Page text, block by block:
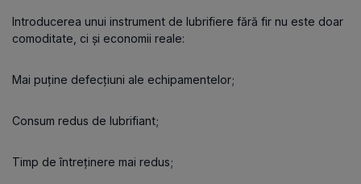
Introducerea unui instrument de lubrifiere fără fir nu este doar
comoditate, ci și economii reale:
Mai puține defecțiuni ale echipamentelor;
Consum redus de lubrifiant;
Timp de întreținere mai redus;